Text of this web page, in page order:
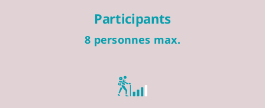
Participants
8 personnes max.